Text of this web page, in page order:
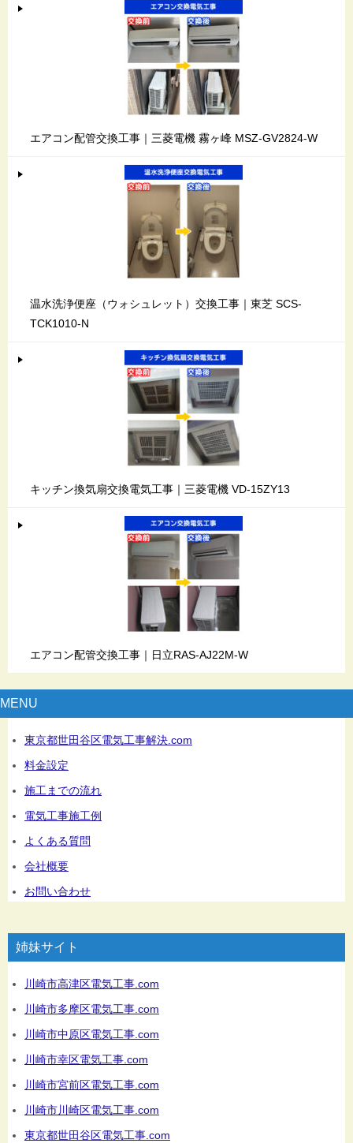
エアコン配管交換工事｜三菱電機 霧ヶ峰 MSZ-GV2824-W
温水洗浄便座（ウォシュレット）交換工事｜東芝 SCS-
TCK1010-N
キッチン換気扇交換電気工事｜三菱電機 VD-15ZY13
エアコン配管交換工事｜日立RAS-AJ22M-W
MENU
東京都世田谷区電気工事解決.com
料金設定
施工までの流れ
電気工事施工例
よくある質問
会社概要
お問い合わせ
姉妹サイト
川崎市高津区電気工事.com
川崎市多摩区電気工事.com
川崎市中原区電気工事.com
川崎市幸区電気工事.com
川崎市宮前区電気工事.com
川崎市川崎区電気工事.com
東京都世田谷区電気工事.com